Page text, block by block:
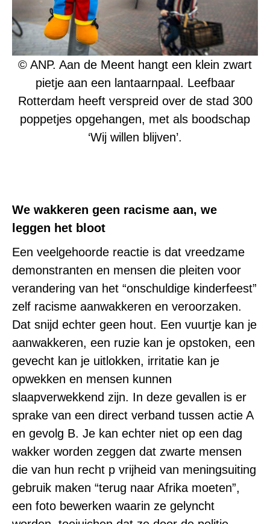
© ANP. Aan de Meent hangt een klein zwart
pietje aan een lantaarnpaal. Leefbaar
Rotterdam heeft verspreid over de stad 300
poppetjes opgehangen, met als boodschap
‘Wij willen blijven’.
We wakkeren geen racisme aan, we
leggen het bloot
Een veelgehoorde reactie is dat vreedzame
demonstranten en mensen die pleiten voor
verandering van het “onschuldige kinderfeest”
zelf racisme aanwakkeren en veroorzaken.
Dat snijd echter geen hout. Een vuurtje kan je
aanwakkeren, een ruzie kan je opstoken, een
gevecht kan je uitlokken, irritatie kan je
opwekken en mensen kunnen
slaapverwekkend zijn. In deze gevallen is er
sprake van een direct verband tussen actie A
en gevolg B. Je kan echter niet op een dag
wakker worden zeggen dat zwarte mensen
die van hun recht p vrijheid van meningsuiting
gebruik maken “terug naar Afrika moeten”,
een foto bewerken waarin ze gelyncht